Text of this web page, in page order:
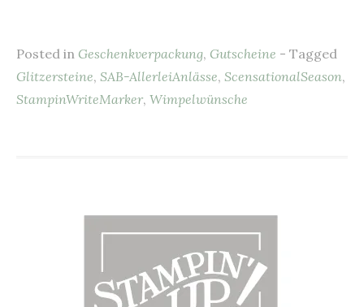
e
b
o
es
t
l s
A
p
te
r
n
Posted in Geschenkverpackung, Gutscheine - Tagged
Glitzersteine, SAB-AllerleiAnlässe, ScensationalSeason,
StampinWriteMarker, Wimpelwünsche